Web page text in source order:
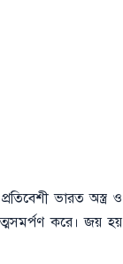
ভারত অস্ত্র ও
করে। জয় হয়